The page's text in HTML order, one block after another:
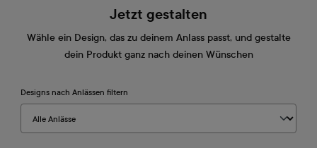
Jetzt gestalten
Wähle ein Design, das zu deinem Anlass passt, und gestalte
dein Produkt ganz nach deinen Wünschen
Designs nach Anlässen filtern